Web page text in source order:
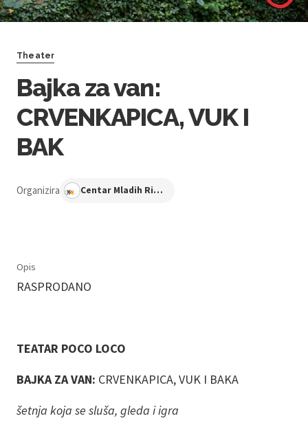
Theater
Bajka za van:
CRVENKAPICA, VUK I
BAK
Organizira Centar Mladih Ribnjak
Opis
RASPRODANO
TEATAR POCO LOCO
BAJKA ZA VAN: CRVENKAPICA, VUK I BAKA
šetnja koja se sluša, gleda i igra